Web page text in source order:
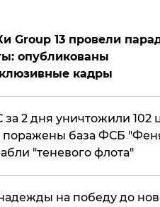
Group 13 провели
опубликованы
кадры
за 2 дня уничтожили 102
база ФСБ
"теневого флота"
на победу до